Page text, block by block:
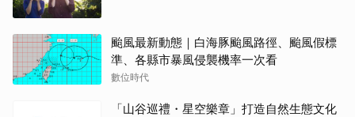
颱風最新動態｜白海豚颱風路徑、颱風假標
準、各縣市暴風侵襲機率一次看
數位時代
「山谷巡禮・星空樂章」打造自然生態文化